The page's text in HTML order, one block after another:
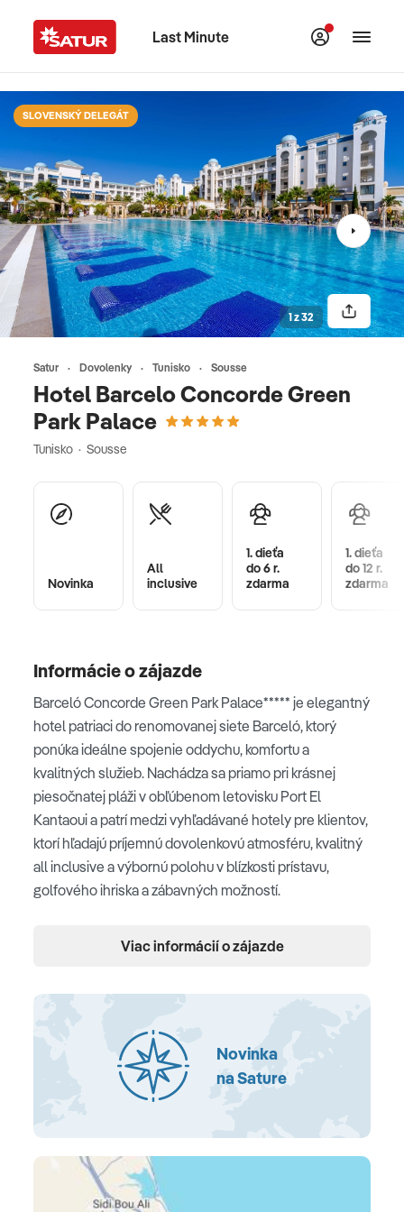
Last Minute
Satur Dovolenky Tunisko Sousse
Hotel Barcelo Concorde Green
Park Palace
Tunisko · Sousse
SLOVENSKÝ DELEGÁT
1 z 32
Novinka
All
inclusive
1. dieťa
do 6 r.
zdarma
1. dieťa
do 12 r.
zdarma
Informácie o zájazde
Barceló Concorde Green Park Palace***** je elegantný
hotel patriaci do renomovanej siete Barceló, ktorý
ponúka ideálne spojenie oddychu, komfortu a
kvalitných služieb. Nachádza sa priamo pri krásnej
piesočnatej pláži v obľúbenom letovisku Port El
Kantaoui a patrí medzi vyhľadávané hotely pre klientov,
ktorí hľadajú príjemnú dovolenkovú atmosféru, kvalitný
all inclusive a výbornú polohu v blízkosti prístavu,
golfového ihriska a zábavných možností.
• priamo pri piesočnatej pláži • v blízkosti prístavu,
cca 20 km od letiska Monastir
• vodné športy (za poplatok)
Viac informácií o zájazde
Novinka
na Sature